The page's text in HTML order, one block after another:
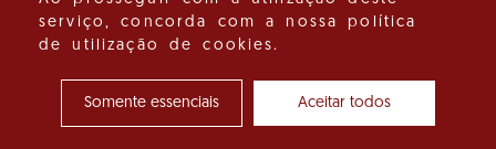
que tem como objetivo
reforçar a proximidade entre…
Ver detalhes do destaque
serviço, concorda com a nossa política
de utilização de cookies.
Somente essenciais Aceitar todos